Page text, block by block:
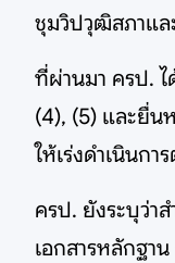
ชุมวิปวุฒิสภาแล
ที่ผ่านมา ครป.
(4), (5) และยื่น
ให้เร่งดำเนินก
ครป. ยังระบุว่า
เอกสารหลักฐา